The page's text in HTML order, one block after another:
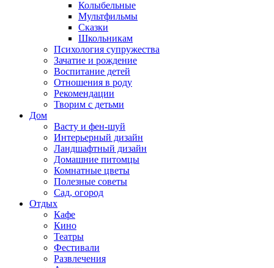
Колыбельные
Мультфильмы
Сказки
Школьникам
Психология супружества
Зачатие и рождение
Воспитание детей
Отношения в роду
Рекомендации
Творим с детьми
Дом
Васту и фен-шуй
Интерьерный дизайн
Ландшафтный дизайн
Домашние питомцы
Комнатные цветы
Полезные советы
Сад, огород
Отдых
Кафе
Кино
Театры
Фестивали
Развлечения